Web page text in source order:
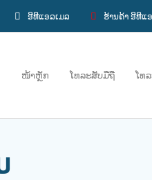
ອີທີແອລເມລ ຮ້ານຄ້າ ອີທີແ
ໜ້າຫຼັກ ໂທລະສັບມືຖື ໂທ